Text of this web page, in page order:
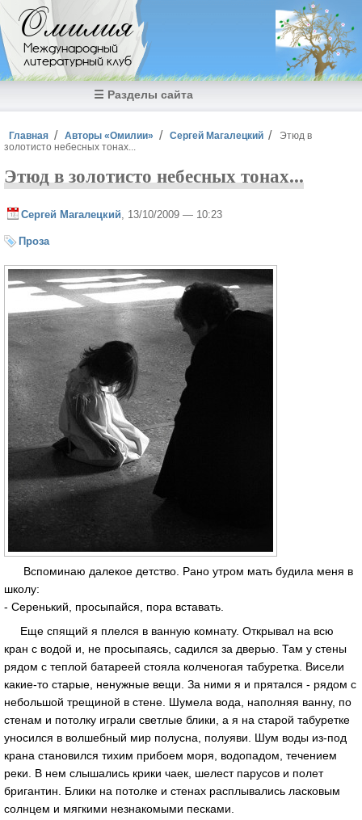
Перейти к основному содержанию
Омилия
Международный
литературный клуб
☰ Разделы сайта
Вы здесь
Главная Авторы «Омилии» Сергей Магалецкий
Этюд в
золотисто небесных тонах...
Этюд в золотисто небесных тонах...
Сергей Магалецкий , 13/10/2009 — 10:23
Проза
Вспоминаю далекое детство. Рано утром мать будила меня в
школу:
- Серенький, просыпайся, пора вставать.
Еще спящий я плелся в ванную комнату. Открывал на всю
кран с водой и, не просыпаясь, садился за дверью. Там у стены
рядом с теплой батареей стояла колченогая табуретка. Висели
какие-то старые, ненужные вещи. За ними я и прятался - рядом с
небольшой трещиной в стене. Шумела вода, наполняя ванну, по
стенам и потолку играли светлые блики, а я на старой табуретке
уносился в волшебный мир полусна, полуяви. Шум воды из-под
крана становился тихим прибоем моря, водопадом, течением
реки. В нем слышались крики чаек, шелест парусов и полет
бригантин. Блики на потолке и стенах расплывались ласковым
солнцем и мягкими незнакомыми песками.